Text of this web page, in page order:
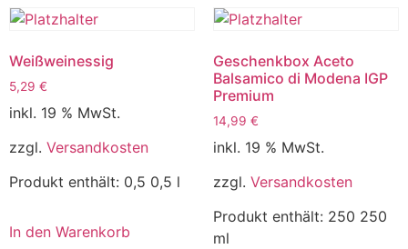
Weißweinessig
5,29 €
inkl. 19 % MwSt.
zzgl. Versandkosten
Produkt enthält: 0,5 0,5 l
In den Warenkorb
Geschenkbox Aceto
Balsamico di Modena IGP
Premium
14,99 €
inkl. 19 % MwSt.
zzgl. Versandkosten
Produkt enthält: 250 250
ml